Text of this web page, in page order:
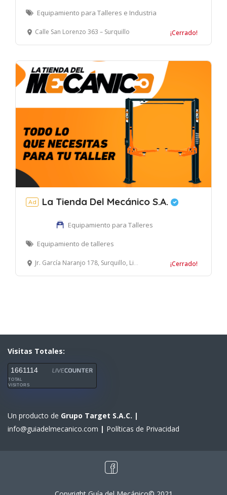
Equipamiento para Talleres e Industria
Calle San Lorenzo 363 – Surquillo ¡Cerrado!
Ad La Tienda Del Mecánico S.A.
Equipamiento para Talleres
Equipamiento de talleres
Jr. García Naranjo 178, Surquillo, Lima, Perú ¡Cerrado!
Visitas Totales:
1661114
TOTAL
VISITORS
Un producto de Grupo Target S.A.C. |
info@guiadelmecanico.com | Políticas de Privacidad